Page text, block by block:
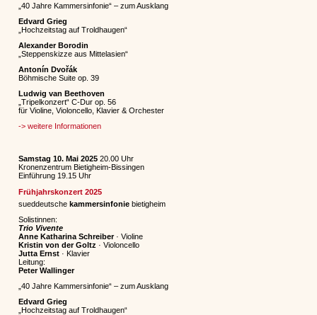
„40 Jahre Kammersinfonie“ – zum Ausklang
Edvard Grieg
„Hochzeitstag auf Troldhaugen“​
Alexander Borodin​
„Steppenskizze aus Mittelasien“
Antonín Dvořák
Böhmische Suite op. 39
Ludwig van Beethoven​
„Tripelkonzert“ C-Dur op. 56
für Violine, Violoncello, Klavier & Orchester
-> weitere Informationen
Samstag 10. Mai 2025 20.00 Uhr
Kronenzentrum Bietigheim-Bissingen
Einführung 19.15 Uhr
Frühjahrskonzert 2025
sueddeutschekammersinfonie bietigheim
Solistinnen:
Trio Vivente
Anne Katharina Schreiber· Violine
Kristin von der Goltz · Violoncello
Jutta Ernst · Klavier
Leitung:
Peter Wallinger
„40 Jahre Kammersinfonie“ – zum Ausklang
Edvard Grieg
„Hochzeitstag auf Troldhaugen“​